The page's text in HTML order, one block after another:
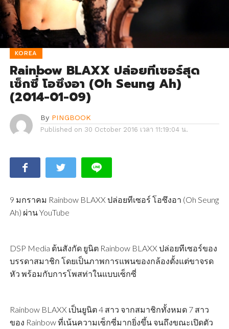
KOREA
Rainbow BLAXX ปล่อยทีเซอร์สุด
เซ็กซี่ โอซึงอา (Oh Seung Ah)
(2014-01-09)
By PINGBOOK
Published on 30 October 2016 เวลา 11:19:04 น.
9 มกราคม Rainbow BLAXX ปล่อยทีเซอร์ โอซึงอา (Oh Seung
Ah) ผ่าน YouTube
DSP Media ต้นสังกัด ยูนิต Rainbow BLAXX ปล่อยทีเซอร์ของ
บรรดาสมาชิก โดยเป็นภาพการแพนของกล้องตั้งแต่ขาจรด
หัว พร้อมกับการโพสท่าในแบบเซ็กซี่
Rainbow BLAXX เป็นยูนิต 4 สาว จากสมาชิกทั้งหมด 7 สาว
ของ Rainbow ที่เน้นความเซ็กซี่มากยิ่งขึ้น จนถึงขณะเปิดตัว